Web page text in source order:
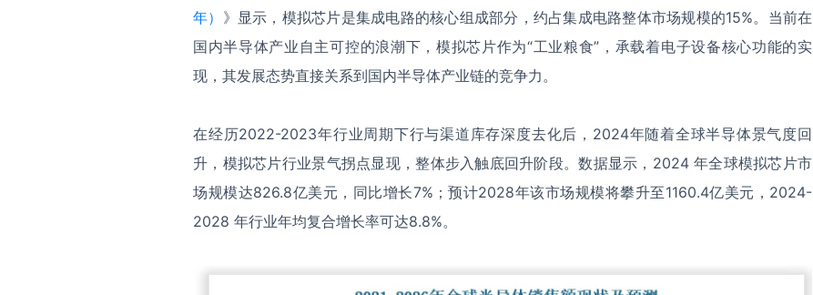
年） 》显示，模拟芯片是集成电路的核心组成部分，约占集成电路整体市场规模的15%。当前在
国内半导体产业自主可控的浪潮下，模拟芯片作为“工业粮食”，承载着电子设备核心功能的实
现，其发展态势直接关系到国内半导体产业链的竞争力。
在经历2022-2023年行业周期下行与渠道库存深度去化后，2024年随着全球半导体景气度回
升，模拟芯片行业景气拐点显现，整体步入触底回升阶段。数据显示，2024 年全球模拟芯片市
场规模达826.8亿美元，同比增长7%；预计2028年该市场规模将攀升至1160.4亿美元，2024-
2028 年行业年均复合增长率可达8.8%。